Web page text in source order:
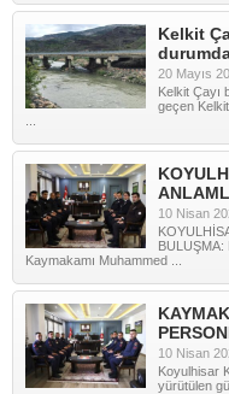
Kelkit
20 Mayıs
Kelkit Çayı
geçen Kelkit
10 Nisan
BULUŞMA:
Kaymakamı Muhammed ...
10 Nisan
Koyulhisar
yürütülen